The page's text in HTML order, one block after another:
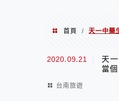
首頁 / 天一中藥
天一中藥生
2020.09.21
天
當
台南旅遊